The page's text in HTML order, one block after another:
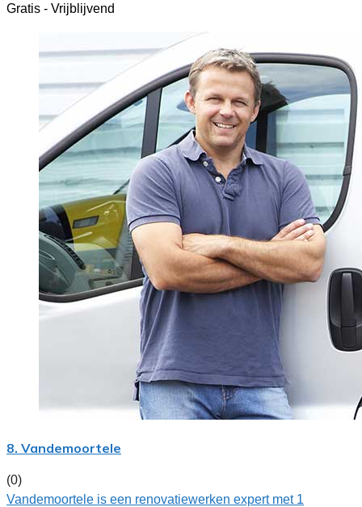
Gratis - Vrijblijvend
8. Vandemoortele
(0)
Vandemoortele is een renovatiewerken expert met 1